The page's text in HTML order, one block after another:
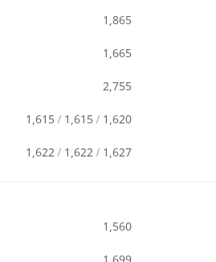
1,865
1,665
2,755
1,620 / 1,615 / 1,615
1,627 / 1,622 / 1,622
1,560